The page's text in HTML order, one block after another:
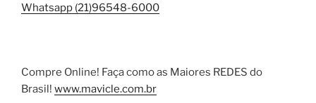
Whatsapp (21)96548-6000
Compre Online! Faça como as Maiores REDES do
Brasil! www.mavicle.com.br